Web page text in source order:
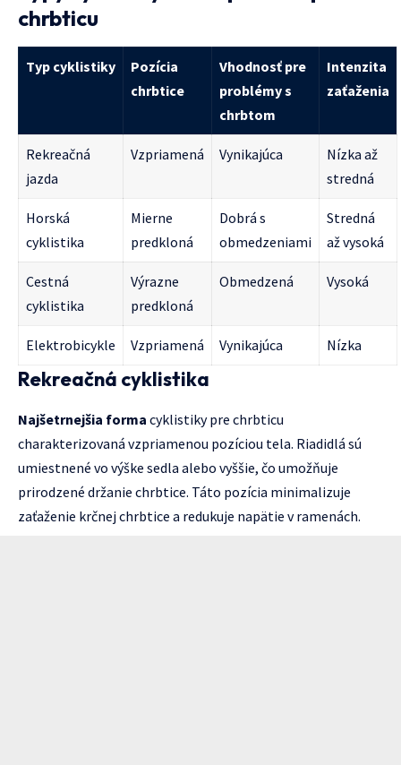
chrbticu
Typ cyklistiky
Pozícia
chrbtice
Vhodnosť pre
problémy s
chrbtom
Intenzita
zaťaženia
Rekreačná
jazda
Vzpriamená Vynikajúca
Nízka až
stredná
Horská
cyklistika
Mierne
predkloná
Dobrá s
obmedzeniami
Stredná
až vysoká
Cestná
cyklistika
Výrazne
predkloná
Obmedzená Vysoká
Elektrobicykle Vzpriamená Vynikajúca Nízka
Rekreačná cyklistika
Najšetrnejšia forma cyklistiky pre chrbticu
charakterizovaná vzpriamenou pozíciou tela. Riadidlá sú
umiestnené vo výške sedla alebo vyššie, čo umožňuje
prirodzené držanie chrbtice. Táto pozícia minimalizuje
zaťaženie krčnej chrbtice a redukuje napätie v ramenách.